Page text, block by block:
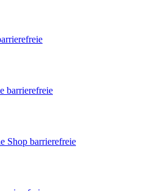
barrierefreie
Shop barrierefreie